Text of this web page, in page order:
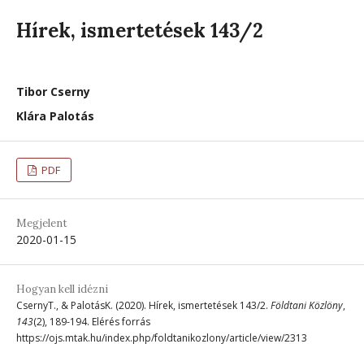
Hírek, ismertetések 143/2
Tibor Cserny
Klára Palotás
PDF
Megjelent
2020-01-15
Hogyan kell idézni
CsernyT., & PalotásK. (2020). Hírek, ismertetések 143/2. Földtani Közlöny,
143(2), 189-194. Elérés forrás
https://ojs.mtak.hu/index.php/foldtanikozlony/article/view/2313